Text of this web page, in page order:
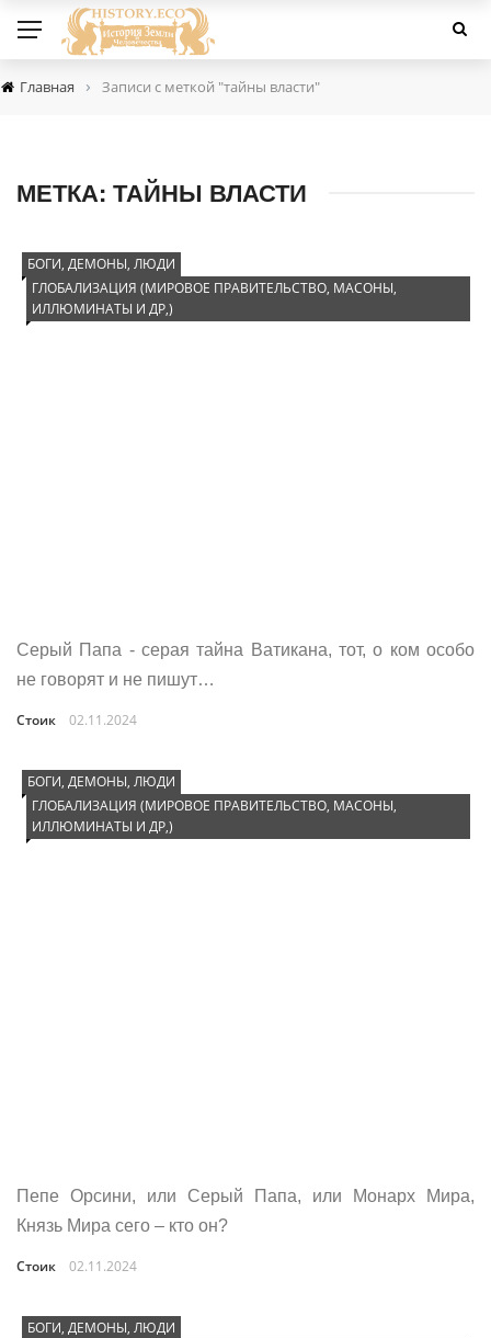
Главная › Записи с меткой "тайны власти"
МЕТКА: ТАЙНЫ ВЛАСТИ
БОГИ, ДЕМОНЫ, ЛЮДИ
ГЛОБАЛИЗАЦИЯ (МИРОВОЕ ПРАВИТЕЛЬСТВО, МАСОНЫ,
ИЛЛЮМИНАТЫ И ДР,)
Серый Папа - серая тайна Ватикана, тот, о ком особо
не говорят и не пишут…
Стоик 02.11.2024
БОГИ, ДЕМОНЫ, ЛЮДИ
ГЛОБАЛИЗАЦИЯ (МИРОВОЕ ПРАВИТЕЛЬСТВО, МАСОНЫ,
ИЛЛЮМИНАТЫ И ДР,)
Пепе Орсини, или Серый Папа, или Монарх Мира,
Князь Мира сего – кто он?
Стоик 02.11.2024
БОГИ, ДЕМОНЫ, ЛЮДИ